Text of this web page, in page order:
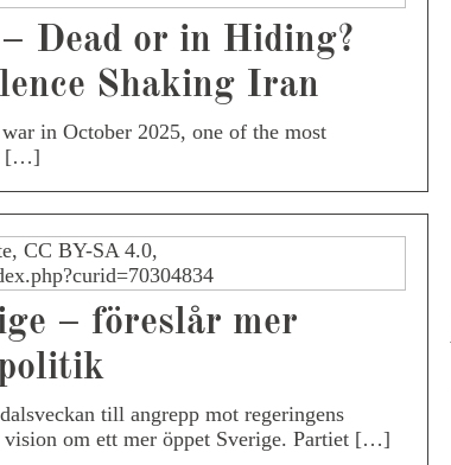
Dead or in Hiding?
Shaking Iran
in October 2025, one of the most
[…]
– föreslår mer
till angrepp mot regeringens
vision om ett mer öppet Sverige. Partiet […]